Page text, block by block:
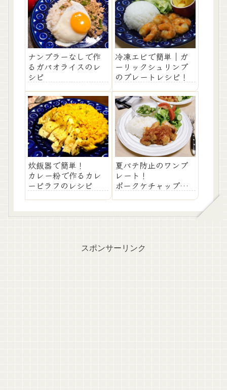
ナンプラーなしで作
るガパオライスのレ
シピ
冷凍エビで簡単｜ガ
ーリックシュリンプ
のプレートレシピ！
炊飯器で簡単！
カレー粉で作るカレ
ーピラフのレシピ
夏バテ防止のワンプ
レート！
ポークケチャップの
スポンサーリンク